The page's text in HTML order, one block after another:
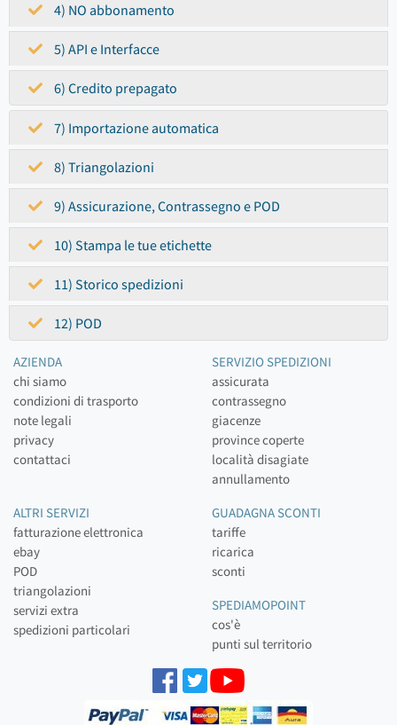
4) NO abbonamento
5) API e Interfacce
6) Credito prepagato
7) Importazione automatica
8) Triangolazioni
9) Assicurazione, Contrassegno e POD
10) Stampa le tue etichette
11) Storico spedizioni
12) POD
AZIENDA
chi siamo
condizioni di trasporto
note legali
privacy
contattaci
SERVIZIO SPEDIZIONI
assicurata
contrassegno
giacenze
province coperte
località disagiate
annullamento
ALTRI SERVIZI
fatturazione elettronica
ebay
POD
triangolazioni
servizi extra
spedizioni particolari
GUADAGNA SCONTI
tariffe
ricarica
sconti
SPEDIAMOPOINT
cos'è
punti sul territorio